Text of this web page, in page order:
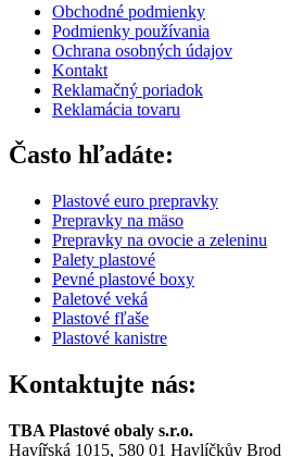
Obchodné podmienky
Podmienky používania
Ochrana osobných údajov
Kontakt
Reklamačný poriadok
Reklamácia tovaru
Často hľadáte:
Plastové euro prepravky
Prepravky na mäso
Prepravky na ovocie a zeleninu
Palety plastové
Pevné plastové boxy
Paletové veká
Plastové fľaše
Plastové kanistre
Kontaktujte nás:
TBA Plastové obaly s.r.o.
Havířská 1015, 580 01 Havlíčkův Brod